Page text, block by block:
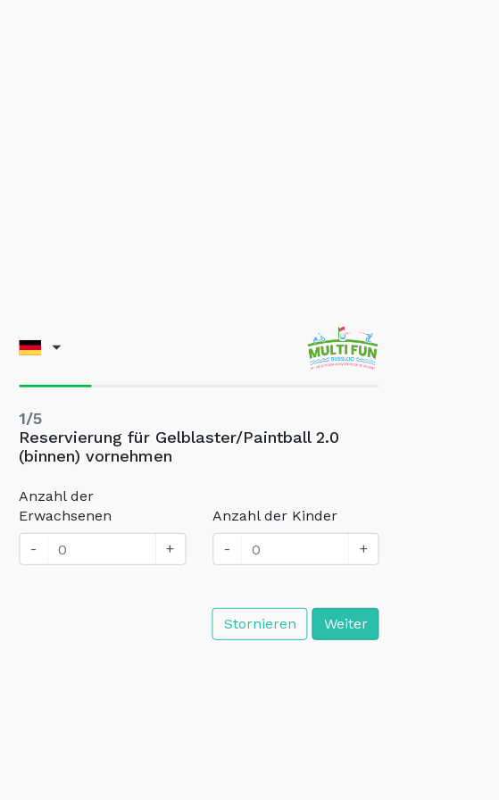
1/5
Reservierung für Gelblaster/Paintball 2.0
(binnen) vornehmen
Anzahl der
Erwachsenen
-
+
Anzahl der Kinder
-
+
Stornieren Weiter